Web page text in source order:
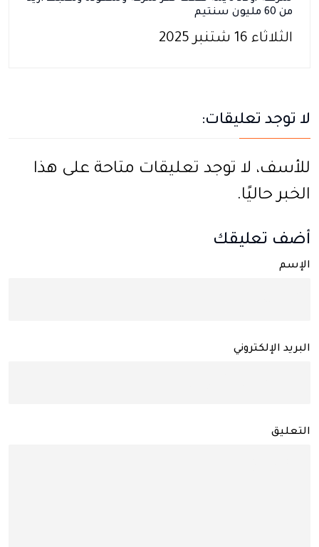
من 60 مليون سنتيم
الثلاثاء 16 شتنبر 2025
لا توجد تعليقات:
للأسف، لا توجد تعليقات متاحة على هذا
الخبر حاليًا.
أضف تعليقك
الإسم
البريد الإلكتروني
التعليق